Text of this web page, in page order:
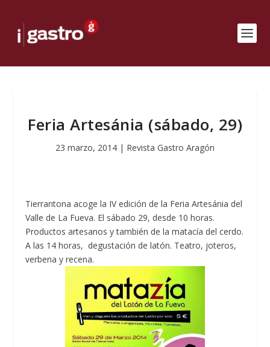
Feria Artesánia (sábado, 29)
23 marzo, 2014 | Revista Gastro Aragón
Tierrantona acoge la IV edición de la Feria Artesánia del
Valle de La Fueva. El sábado 29, desde 10 horas.
Productos artesanos y también de la matacía del cerdo.
A las 14 horas, degustación de latón. Teatro, joteros,
verbena y recena.